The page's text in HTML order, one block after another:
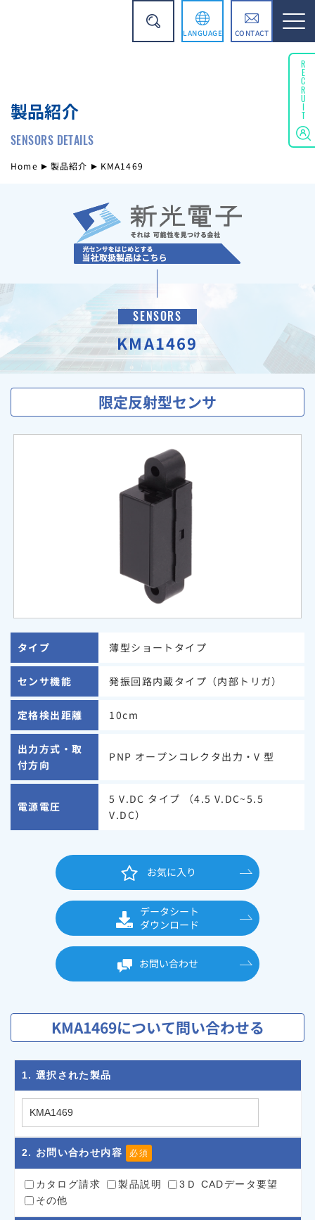
LANGUAGE CONTACT
製品紹介
SENSORS DETAILS
Home 製品紹介 KMA1469
SENSORS
KMA1469
限定反射型センサ
タイプ 薄型ショートタイプ
センサ機能 発振回路内蔵タイプ（内部トリガ）
定格検出距離 10cm
出力方式・取
付方向
PNP オープンコレクタ出力・V 型
電源電圧
5 V.DC タイプ （4.5 V.DC~5.5
V.DC）
お気に入り
データシート
ダウンロード
お問い合わせ
KMA1469について問い合わせる
1. 選択された製品
2. お問い合わせ内容 必須
カタログ請求 製品説明
3Ｄ CADデータ要望
その他
RECRUIT